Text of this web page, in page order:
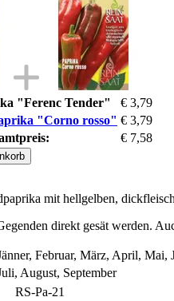
"Ferenc Tender"
€ 3,79
"Corno rosso" € 3,79
€ 7,58
mit hellgelben,
direkt gesät werden.
Februar, März, April, Mai,
August, September
RS-Pa-21